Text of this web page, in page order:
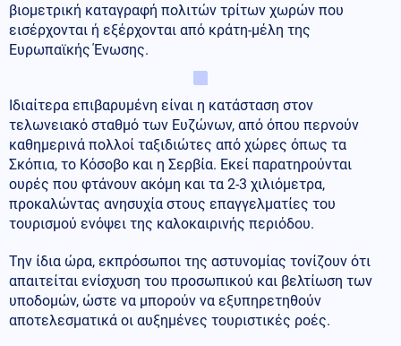
βιομετρική καταγραφή πολιτών τρίτων χωρών που
εισέρχονται ή εξέρχονται από κράτη-μέλη της
Ευρωπαϊκής Ένωσης.
Ιδιαίτερα επιβαρυμένη είναι η κατάσταση στον
τελωνειακό σταθμό των Ευζώνων, από όπου περνούν
καθημερινά πολλοί ταξιδιώτες από χώρες όπως τα
Σκόπια, το Κόσοβο και η Σερβία. Εκεί παρατηρούνται
ουρές που φτάνουν ακόμη και τα 2-3 χιλιόμετρα,
προκαλώντας ανησυχία στους επαγγελματίες του
τουρισμού ενόψει της καλοκαιρινής περιόδου.
Την ίδια ώρα, εκπρόσωποι της αστυνομίας τονίζουν ότι
απαιτείται ενίσχυση του προσωπικού και βελτίωση των
υποδομών, ώστε να μπορούν να εξυπηρετηθούν
αποτελεσματικά οι αυξημένες τουριστικές ροές.